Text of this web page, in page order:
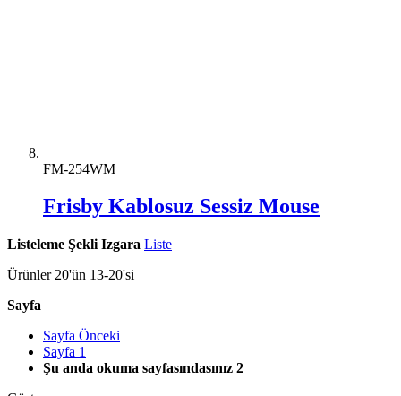
FM-254WM
Frisby Kablosuz Sessiz Mouse
Listeleme Şekli Izgara Liste
Ürünler 20'ün 13-20'si
Sayfa
Sayfa Önceki
Sayfa 1
Şu anda okuma sayfasındasınız 2